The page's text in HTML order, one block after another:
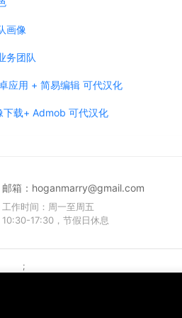
画像
务团队
应用 + 简易编辑 可代汉化
载+ Admob 可代汉化
邮箱： hoganmarry@gmail.com
工作时间：周一至周五
10:30-17:30，节假日休息
;